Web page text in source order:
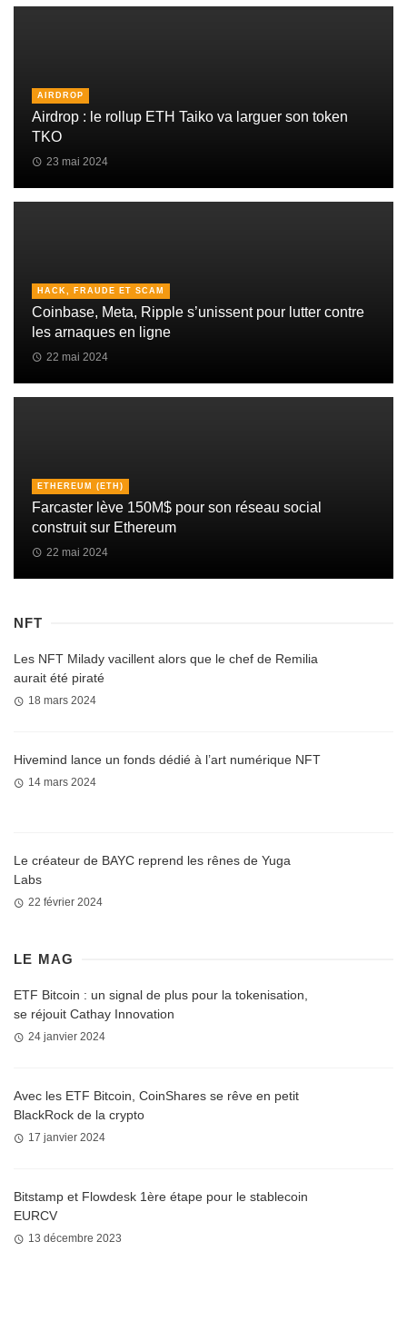
AIRDROP
Airdrop : le rollup ETH Taiko va larguer son token
TKO
23 mai 2024
HACK, FRAUDE ET SCAM
Coinbase, Meta, Ripple s’unissent pour lutter contre
les arnaques en ligne
22 mai 2024
ETHEREUM (ETH)
Farcaster lève 150M$ pour son réseau social
construit sur Ethereum
22 mai 2024
NFT
Les NFT Milady vacillent alors que le chef de Remilia
aurait été piraté
18 mars 2024
Hivemind lance un fonds dédié à l’art numérique NFT
14 mars 2024
Le créateur de BAYC reprend les rênes de Yuga
Labs
22 février 2024
LE MAG
ETF Bitcoin : un signal de plus pour la tokenisation,
se réjouit Cathay Innovation
24 janvier 2024
Avec les ETF Bitcoin, CoinShares se rêve en petit
BlackRock de la crypto
17 janvier 2024
Bitstamp et Flowdesk 1ère étape pour le stablecoin
EURCV
13 décembre 2023